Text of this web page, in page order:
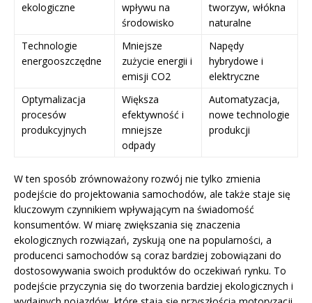
ekologiczne
wpływu na
środowisko
tworzyw, włókna
naturalne
Technologie
energooszczędne
Mniejsze
zużycie energii i
emisji CO2
Napędy
hybrydowe i
elektryczne
Optymalizacja
procesów
produkcyjnych
Większa
efektywność i
mniejsze
odpady
Automatyzacja,
nowe technologie
produkcji
W ten sposób zrównoważony rozwój nie tylko zmienia
podejście do projektowania samochodów, ale także staje się
kluczowym czynnikiem wpływającym na świadomość
konsumentów. W miarę zwiększania się znaczenia
ekologicznych rozwiązań, zyskują one na popularności, a
producenci samochodów są coraz bardziej zobowiązani do
dostosowywania swoich produktów do oczekiwań rynku. To
podejście przyczynia się do tworzenia bardziej ekologicznych i